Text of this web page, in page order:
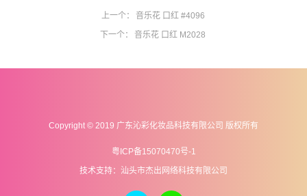
上一个：
音乐花 口红 #4096
下一个：
音乐花 口红 M2028
Copyright © 2019 广东沁彩化妆品科技有限公司 版权所有
粤ICP备15070470号-1
技术支持：汕头市杰出网络科技有限公司